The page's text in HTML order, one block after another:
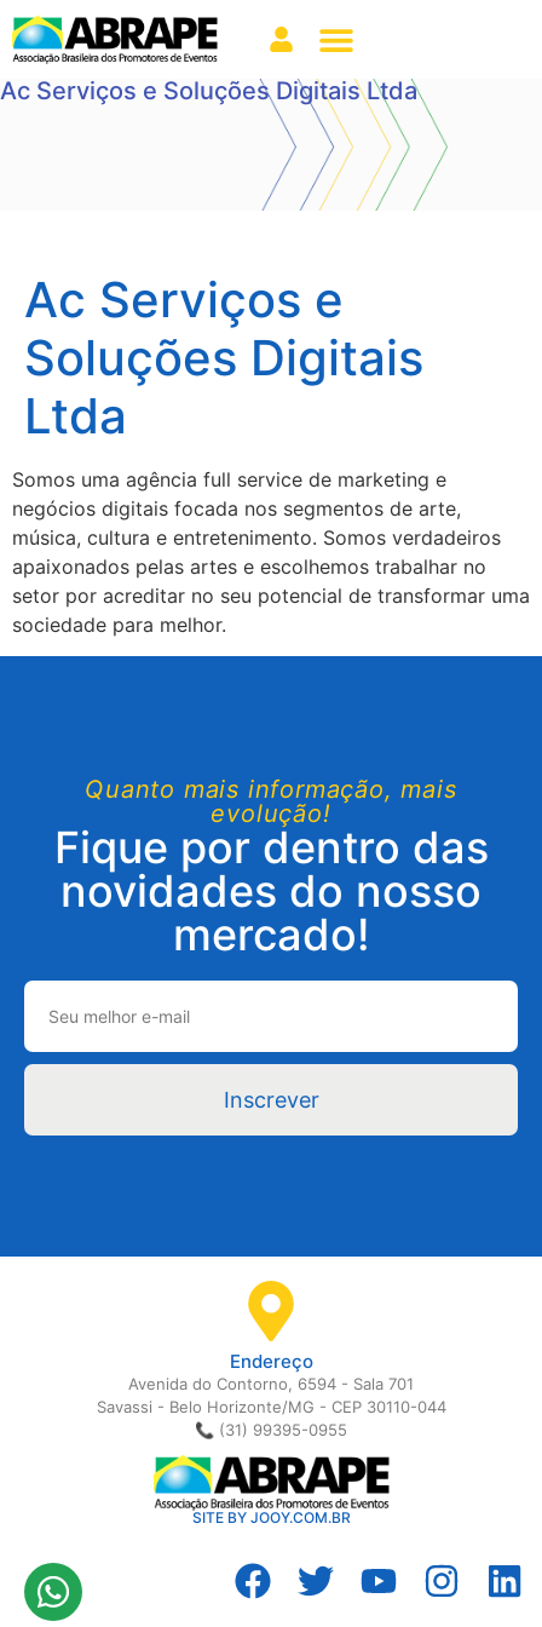
Ac Serviços e Soluções Digitais Ltda
Ac Serviços e
Soluções Digitais
Ltda
Somos uma agência full service de marketing e
negócios digitais focada nos segmentos de arte,
música, cultura e entretenimento. Somos verdadeiros
apaixonados pelas artes e escolhemos trabalhar no
setor por acreditar no seu potencial de transformar uma
sociedade para melhor.
Quanto mais informação, mais
evolução!
Fique por dentro das
novidades do nosso
mercado!
Inscrever
Endereço
Avenida do Contorno, 6594 - Sala 701
Savassi - Belo Horizonte/MG - CEP 30110-044
📞 (31) 99395-0955
SITE BY JOOY.COM.BR